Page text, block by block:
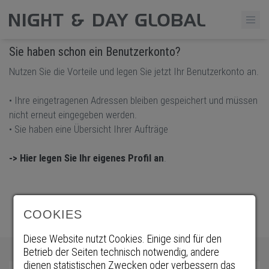
Sie haben schon ein Benutzerkonto?
Nutzen Sie die Vorteile und legen Sie jetzt Ihr Benutzerkonto an.
• Ihre eingetragenen Adressen bleiben gespeichert und müssen
nicht erneut eingegeben werden.
• Sie haben eine Übersicht Ihrer Aufträge
-> Hier legen Sie Ihr eigenes Profil an.
COOKIES
Diese Website nutzt Cookies. Einige sind für den
Betrieb der Seiten technisch notwendig, andere
dienen statistischen Zwecken oder verbessern das